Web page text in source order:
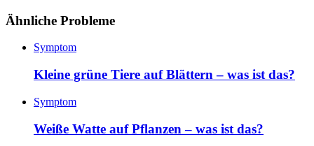
Ähnliche Probleme
Symptom
Kleine grüne Tiere auf Blättern – was ist das?
Symptom
Weiße Watte auf Pflanzen – was ist das?